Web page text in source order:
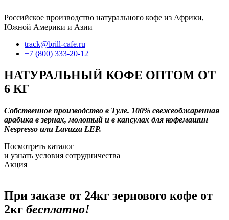
Российское производство натурального кофе из Африки,
Южной Америки и Азии
track@brill-cafe.ru
+7 (800) 333-20-12
НАТУРАЛЬНЫЙ КОФЕ ОПТОМ ОТ
6 КГ
Собственное производство в Туле. 100% свежеобжаренная
арабика в зернах, молотый и в капсулах для кофемашин
Nespresso или Lavazza LEP.
Посмотреть каталог
и узнать условия сотрудничества
Акция
При заказе от 24кг зернового кофе от
2кг бесплатно!